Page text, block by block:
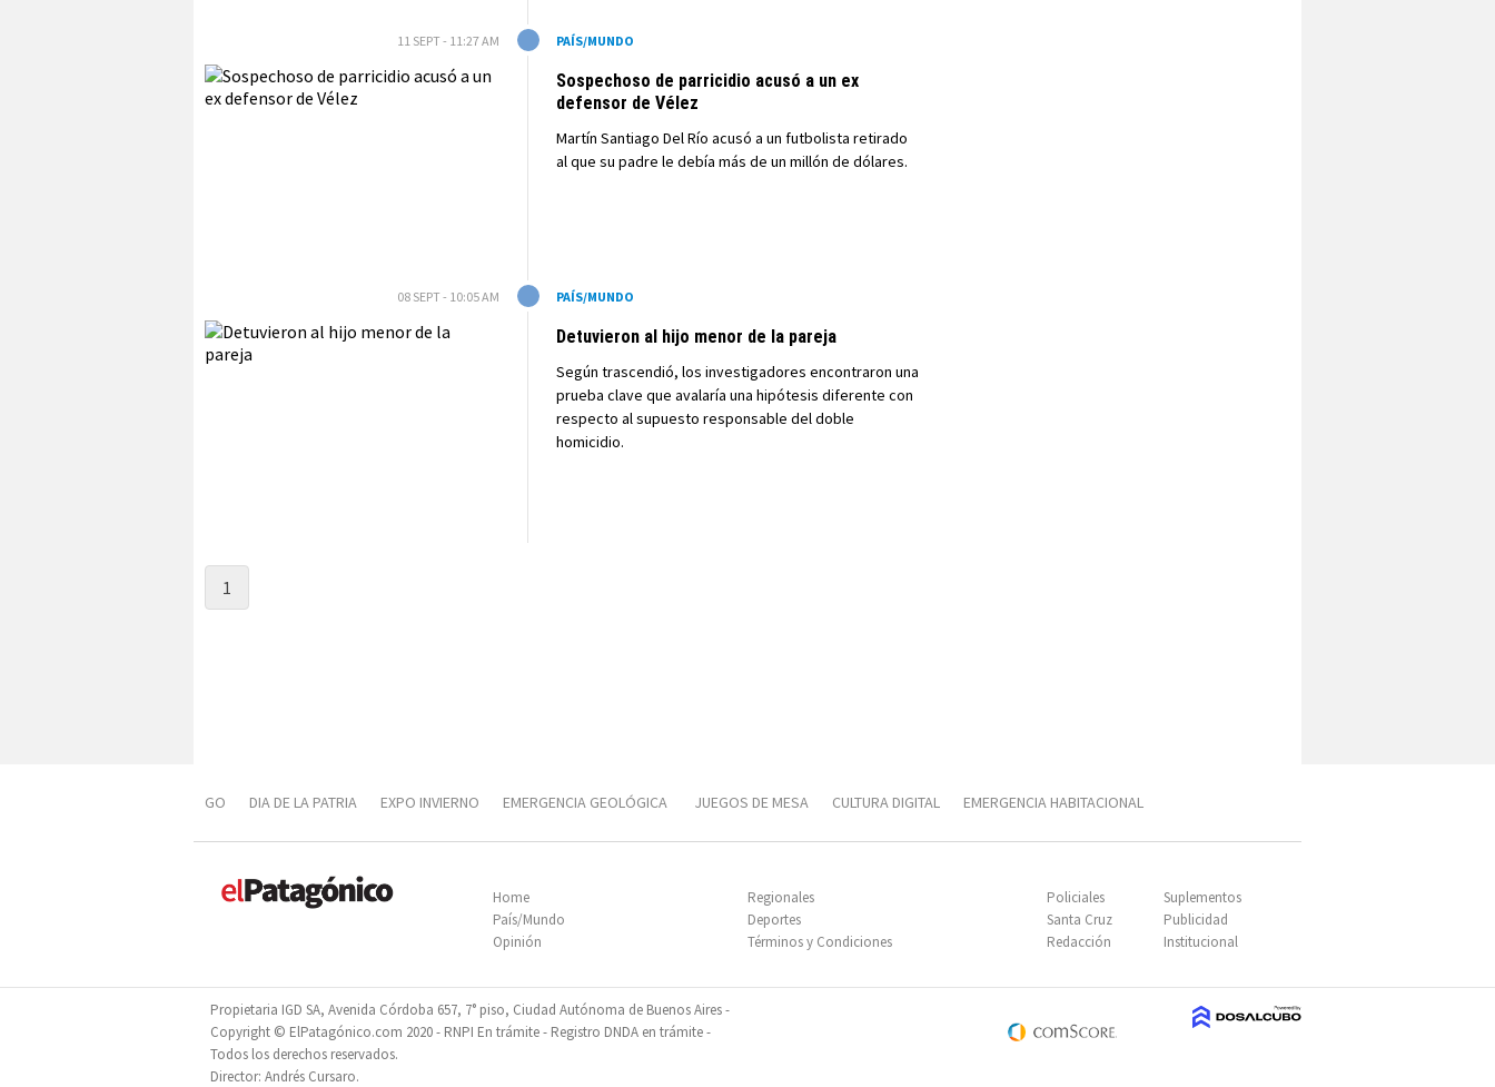
11 SEPT - 11:27 AM PAÍS/MUNDO
Sospechoso de parricidio acusó a un ex
defensor de Vélez
Martín Santiago Del Río acusó a un futbolista retirado
al que su padre le debía más de un millón de dólares.
08 SEPT - 10:05 AM PAÍS/MUNDO
Detuvieron al hijo menor de la pareja
Según trascendió, los investigadores encontraron una
prueba clave que avalaría una hipótesis diferente con
respecto al supuesto responsable del doble
homicidio.
1
GO DIA DE LA PATRIA EXPO INVIERNO EMERGENCIA GEOLÓGICA JUEGOS DE MESA CULTURA DIGITAL EMERGENCIA HABITACIONAL
DIVERSIFICACIÓN PRODUCTIVA
Policiales
Suplementos
Santa Cruz
Publicidad
Redacción
Institucional
Home
Regionales
País/Mundo
Deportes
Opinión
Términos y Condiciones
Propietaria IGD SA, Avenida Córdoba 657, 7° piso, Ciudad Autónoma de Buenos Aires -
Copyright © ElPatagónico.com 2020 - RNPI En trámite - Registro DNDA en trámite -
Todos los derechos reservados.
Director: Andrés Cursaro.